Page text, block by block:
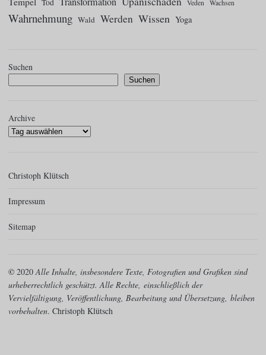
Veden Wachsen
Wahrnehmung Wald Werden Wissen Yoga
Suchen
Suchen
Archive
Christoph Klütsch
Impressum
Sitemap
© 2020 Alle Inhalte, insbesondere Texte, Fotografien und Grafiken sind
urheberrechtlich geschützt. Alle Rechte, einschließlich der
Vervielfältigung, Veröffentlichung, Bearbeitung und Übersetzung, bleiben
vorbehalten. Christoph Klütsch